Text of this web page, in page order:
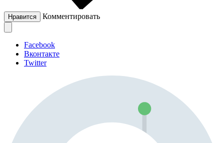
Нравится Комментировать
Facebook
Вконтакте
Twitter